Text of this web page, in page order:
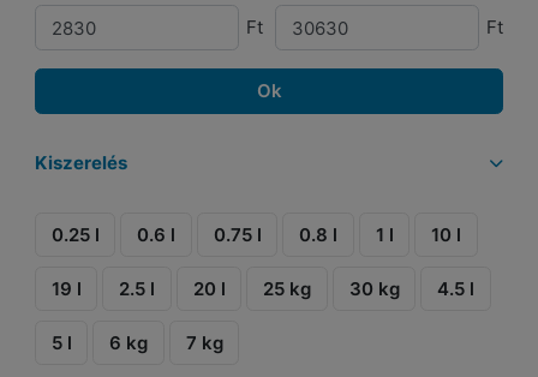
Ft
Ft
Ok
Kiszerelés
0.25 l 0.6 l 0.75 l 0.8 l 1 l 10 l
19 l 2.5 l 20 l 25 kg 30 kg 4.5 l
5 l 6 kg 7 kg